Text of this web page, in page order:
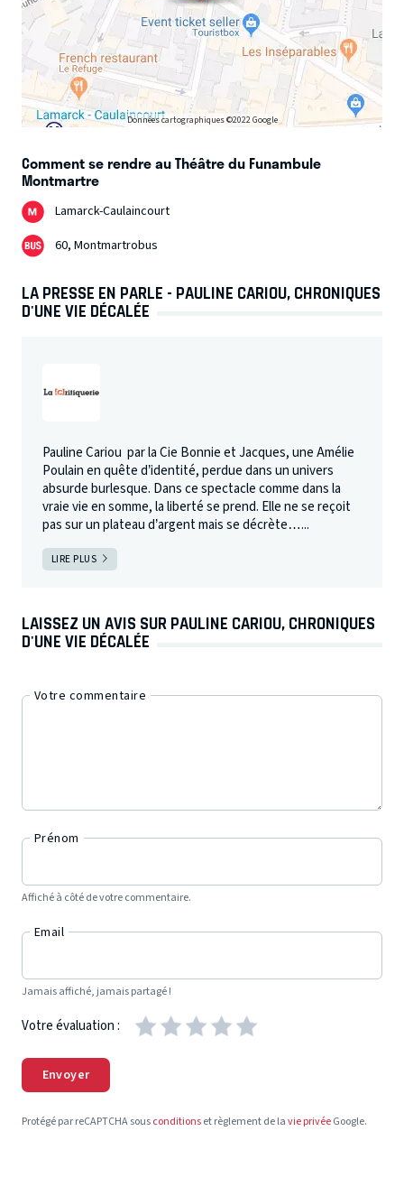
Données cartographiques ©2022 Google
Comment se rendre au Théâtre du Funambule
Montmartre
Lamarck-Caulaincourt
60, Montmartrobus
LA PRESSE EN PARLE - PAULINE CARIOU, CHRONIQUES
D'UNE VIE DÉCALÉE
Pauline Cariou par la Cie Bonnie et Jacques, une Amélie
Poulain en quête d’identité, perdue dans un univers
absurde burlesque. Dans ce spectacle comme dans la
vraie vie en somme, la liberté se prend. Elle ne se reçoit
pas sur un plateau d’argent mais se décrète…...
LIRE PLUS
LAISSEZ UN AVIS SUR PAULINE CARIOU, CHRONIQUES
D'UNE VIE DÉCALÉE
Votre commentaire
Prénom
Affiché à côté de votre commentaire.
Email
Jamais affiché, jamais partagé !
Votre évaluation :
Envoyer
Protégé par reCAPTCHA sousconditionset règlement de lavie privéeGoogle.